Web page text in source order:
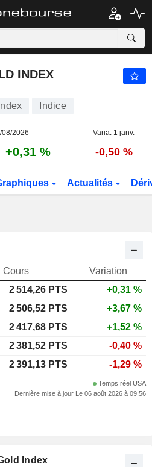
INDEX
Indice
2026 Varia. 1 janv.
+0,31 % -0,50 %
Actualités
Index
Cours
Variation
2 514,26 PTS
+0,31 %
2 506,52 PTS
+3,67 %
2 417,68 PTS
+1,52 %
2 381,52 PTS
-0,40 %
2 391,13 PTS -1,29 %
Temps réel USA
Dernière mise à jour Le 06 août 2026 à 09:56